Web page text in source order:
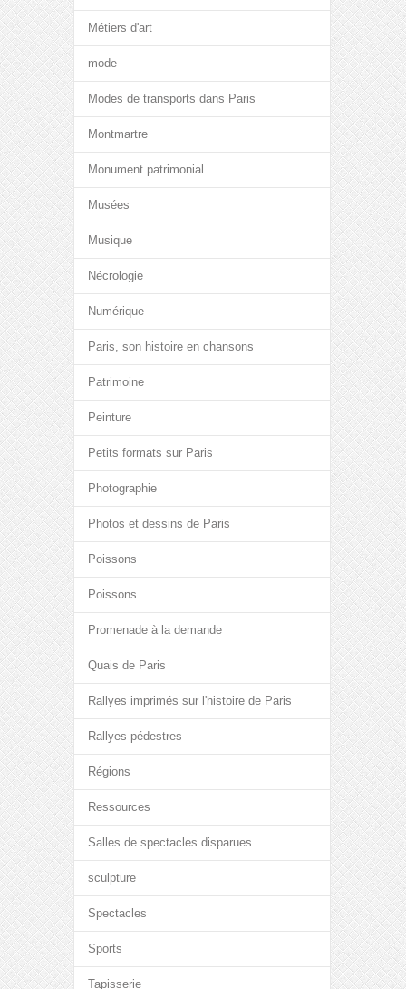
Métiers d'art
mode
Modes de transports dans Paris
Montmartre
Monument patrimonial
Musées
Musique
Nécrologie
Numérique
Paris, son histoire en chansons
Patrimoine
Peinture
Petits formats sur Paris
Photographie
Photos et dessins de Paris
Poissons
Poissons
Promenade à la demande
Quais de Paris
Rallyes imprimés sur l'histoire de Paris
Rallyes pédestres
Régions
Ressources
Salles de spectacles disparues
sculpture
Spectacles
Sports
Tapisserie